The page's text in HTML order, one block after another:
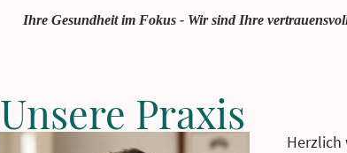
Ihre Gesundheit im Fokus - Wir sind Ihre
Unsere Praxis